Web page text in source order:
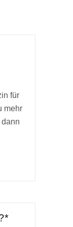
für
mehr